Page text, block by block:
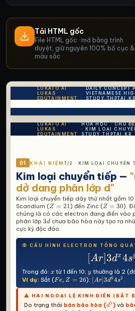
Tải HTML gốc
File HTML gốc · mở bằng trình
duyệt, giữ nguyên 100% bố cục &
màu sắc